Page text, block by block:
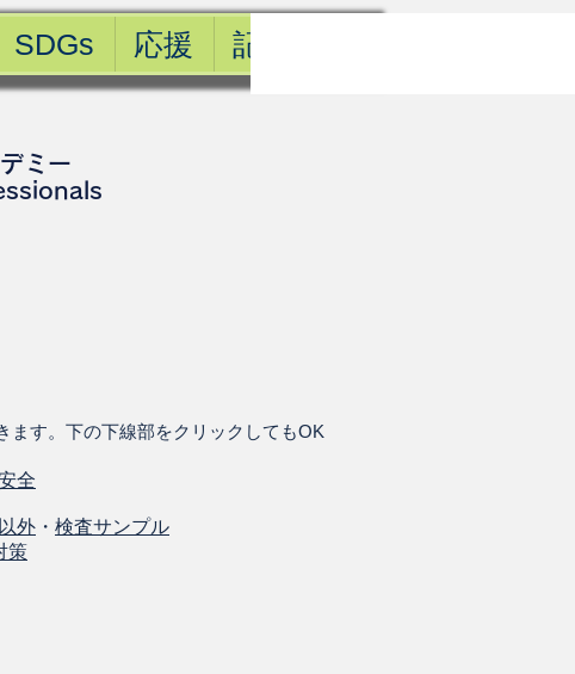
SDGs 応援 記事一覧
ミー
ます。下の下線部をクリックしてもOK
全
外 ・ 検査サンプル
策